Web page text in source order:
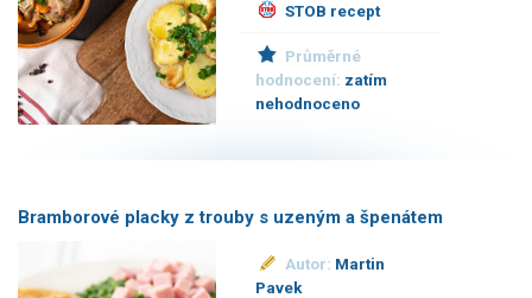
STOB recept
Průměrné
hodnocení: zatím
nehodnoceno
Bramborové placky z trouby s uzeným a špenátem
Autor: Martin
Pavek